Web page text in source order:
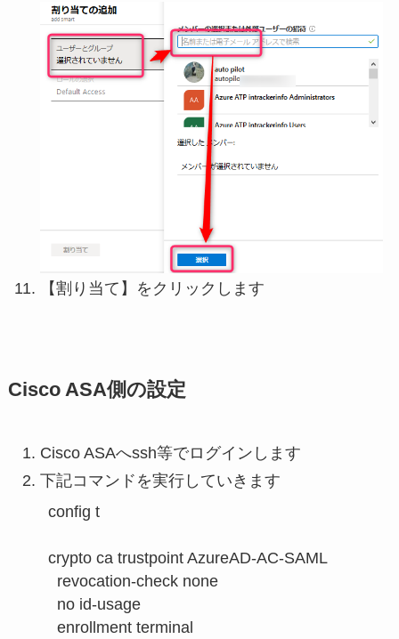
【割り当て】をクリックします
Cisco ASA側の設定
Cisco ASAへssh等でログインします
下記コマンドを実行していきます
config t
crypto ca trustpoint AzureAD-AC-SAML
  revocation-check none
  no id-usage
  enrollment terminal